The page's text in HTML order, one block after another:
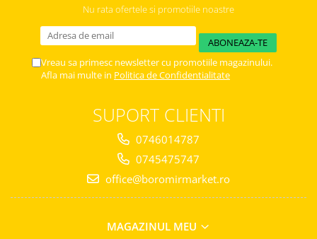
Nu rata ofertele si promotiile noastre
Vreau sa primesc newsletter cu promotiile magazinului.
Afla mai multe in Politica de Confidentialitate
SUPORT CLIENTI
0746014787
0745475747
office@boromirmarket.ro
MAGAZINUL MEU